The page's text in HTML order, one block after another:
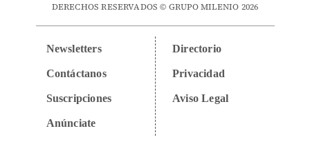
DERECHOS RESERVADOS © GRUPO MILENIO 2026
Newsletters
Contáctanos
Suscripciones
Anúnciate
Directorio
Privacidad
Aviso Legal